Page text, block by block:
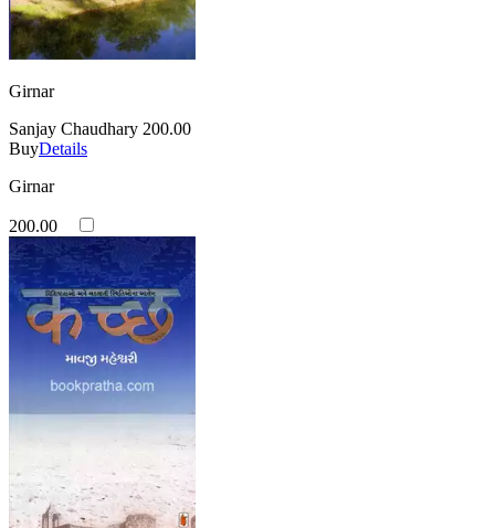
Girnar
Sanjay Chaudhary 200.00
BuyDetails
Girnar
200.00